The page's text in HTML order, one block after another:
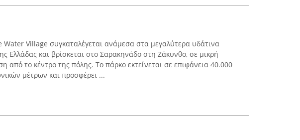
Water Village συγκαταλέγεται ανάμεσα στα μεγαλύτερα υδάτινα
Ελλάδας και βρίσκεται στο Σαρακηνάδο στη Ζάκυνθο, σε μικρή
από το κέντρο της πόλης. Το πάρκο εκτείνεται σε επιφάνεια 40.000
μέτρων και προσφέρει ...